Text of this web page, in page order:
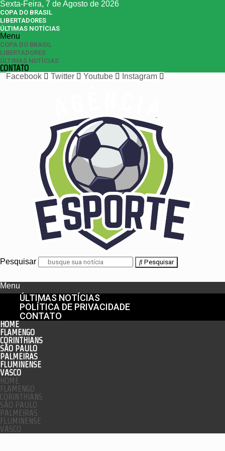
Sexta-Feira, 7 de Agosto de 2026
COPA DO BRASIL
LIBERTADORES
ÚLTIMAS NOTÍCIAS
Menu
COPA DO BRASIL
LIBERTADORES
ÚLTIMAS NOTÍCIAS
CONTATO
Facebook
Twitter Youtube Instagram
Pesquisar Pesquisar
Menu
ÚLTIMAS NOTÍCIAS
POLÍTICA DE PRIVACIDADE
CONTATO
HOME
FLAMENGO
CORINTHIANS
SÃO PAULO
PALMEIRAS
FLUMINENSE
VASCO
HOME
FLAMENGO
CORINTHIANS
SÃO PAULO
PALMEIRAS
FLUMINENSE
VASCO